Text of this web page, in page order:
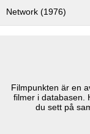
Network (1976)
Filmpunkten är en
filmer i databasen.
du sett på